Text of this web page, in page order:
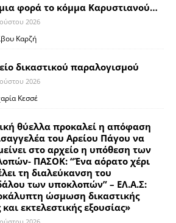
φορά το κόμμα Καρυστιανού…
2026
Καρζή
δικαστικού παραλογισμού
2026
Κεσσέ
θύελλα προκαλεί η απόφαση
του Αρείου Πάγου να
στο αρχείο η υπόθεση των
ΠΑΣΟΚ: “Ένα αόρατο χέρι
τη διαλεύκανση του
των υποκλοπών” – ΕΛ.Α.Σ:
ώσμωση δικαστικής
εκτελεστικής εξουσίας»